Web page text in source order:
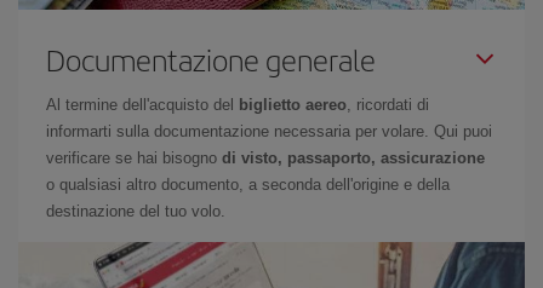
Documentazione generale
Al termine dell'acquisto del biglietto aereo, ricordati di
informarti sulla documentazione necessaria per volare. Qui puoi
verificare se hai bisogno di visto, passaporto, assicurazione
o qualsiasi altro documento, a seconda dell'origine e della
destinazione del tuo volo.